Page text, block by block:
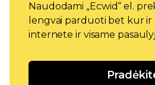
Naudodami „Ecwid“ el.
lengvai parduoti bet kur ir
internete ir visame